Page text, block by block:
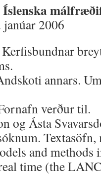
2006
annars.
verður til.
og Ásta
and methods
time (the